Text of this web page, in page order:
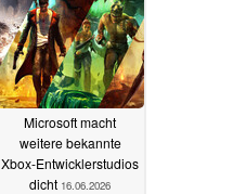
Microsoft macht
weitere bekannte
Xbox-Entwicklerstudios
dicht 16.06.2026